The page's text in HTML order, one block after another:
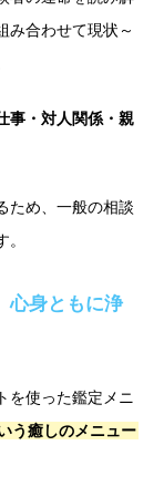
み合わせて現状～
事・対人関係・親
ため、一般の相談
心身ともに浄
を使った鑑定メニ
う癒しのメニュー